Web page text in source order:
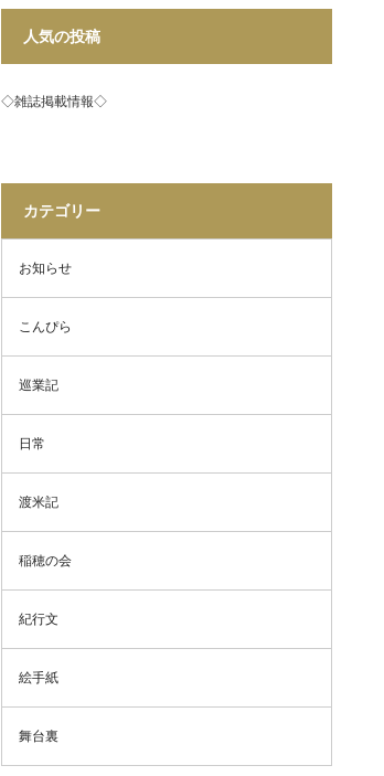
人気の投稿
◇雑誌掲載情報◇
カテゴリー
お知らせ
こんぴら
巡業記
日常
渡米記
稲穂の会
紀行文
絵手紙
舞台裏